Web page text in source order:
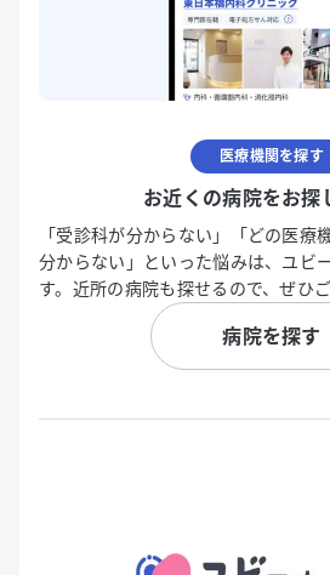
医療機関を探す
お近くの病院をお探
「受診科が分からない」「どの医療
分からない」といった悩みは、ユビ
す。近所の病院も探せるので、ぜひ
病院を探す